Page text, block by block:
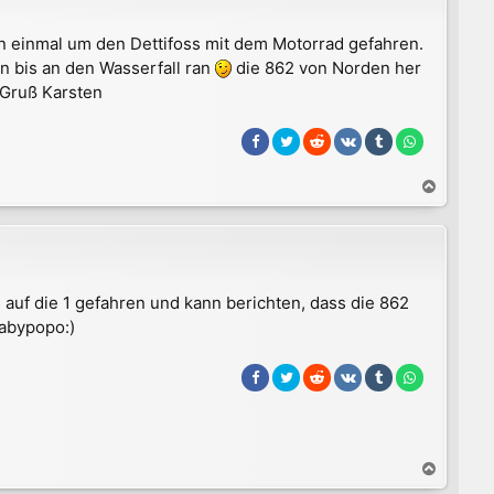
einmal um den Dettifoss mit dem Motorrad gefahren.
bis an den Wasserfall ran
die 862 von Norden her
Karsten
a
c
die 1 gefahren und kann berichten, dass die 862
a